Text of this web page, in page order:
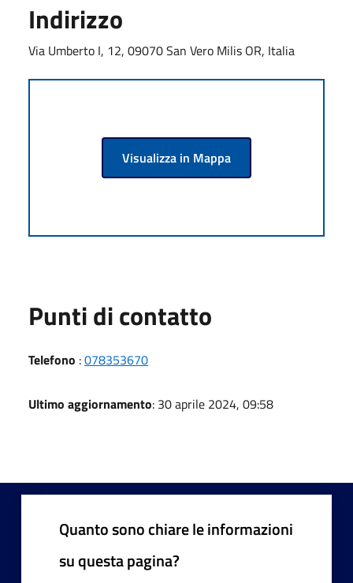
Indirizzo
Via Umberto I, 12, 09070 San Vero Milis OR, Italia
Visualizza in Mappa
Punti di contatto
Telefono :078353670
Ultimo aggiornamento: 30 aprile 2024, 09:58
Quanto sono chiare le informazioni
su questa pagina?